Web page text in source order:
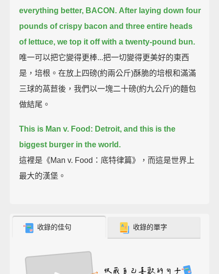
everything better, BACON. After laying down four
pounds of crispy bacon and three entire heads
of lettuce, we top it off with a twenty-pound bun.
唯一可以把它變得更棒...把一切變得更美好的東西
是，培根。在放上四磅(約兩公斤)酥脆的培根和滿滿
三球的萵苣後，我們以一塊二十磅(約九公斤)的麵包
做結尾。
This is Man v. Food: Detroit, and this is the
biggest burger in the world.
這裡是《Man v. Food：底特律篇》，而這是世界上
最大的漢堡。
收錄的佳句 收錄的單字